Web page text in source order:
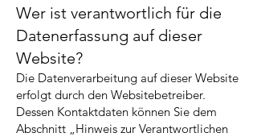
Wer ist verantwortlich für die
Datenerfassung auf dieser
Website?
Die Datenverarbeitung auf dieser Website
erfolgt durch den Websitebetreiber.
Dessen Kontaktdaten können Sie dem
Abschnitt „Hinweis zur Verantwortlichen